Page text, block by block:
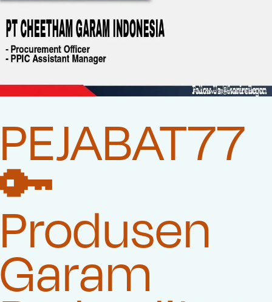
PEJABAT77
🔑
Produsen
Garam